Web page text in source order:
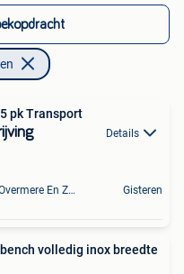
pk Transport
Details
Lokeren+Deel Overmere En Zele Gisteren
volledig inox breedte